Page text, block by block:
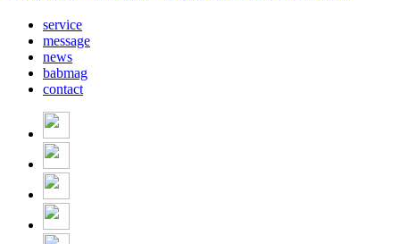
service
message
news
babmag
contact